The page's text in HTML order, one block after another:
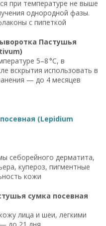
при температуре не выше
однородной фазы.
с пипеткой
Пастушья
5–8 °C, в
вскрытия использовать в
— до 4 месяцев
(Lepidium
себорейного дерматита,
купероз, пигментные
кожи
сумка посевная
лица и шеи, легкими